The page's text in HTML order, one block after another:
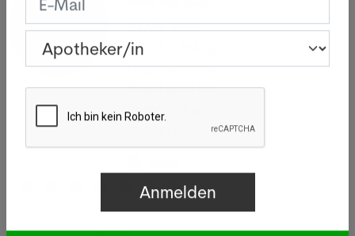
05.08.2026
BASEL - Infolge eines
Legionellenausbruchs im Raum
Basel sind innert zwei Wochen 26
Personen erkrankt, eine davon